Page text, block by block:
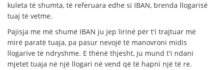
kuleta të shumta, të referuara edhe si IBAN, brenda llogarisë
tuaj të vetme.
Pajisja me më shumë IBAN ju jep lirinë për t'i trajtuar më
mirë paratë tuaja, pa pasur nevojë të manovroni midis
llogarive të ndryshme. E thënë thjesht, ju mund t'i ndani
mjetet tuaja në një llogari në vend që të hapni një të re.